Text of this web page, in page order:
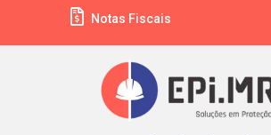
Notas Fiscais